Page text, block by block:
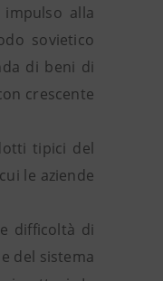
alla
sovietico
di beni di
crescente
tipici del
le aziende
difficoltà di
del sistema